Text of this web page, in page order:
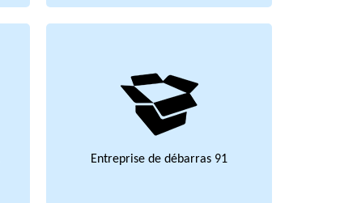
Entreprise de débarras 91